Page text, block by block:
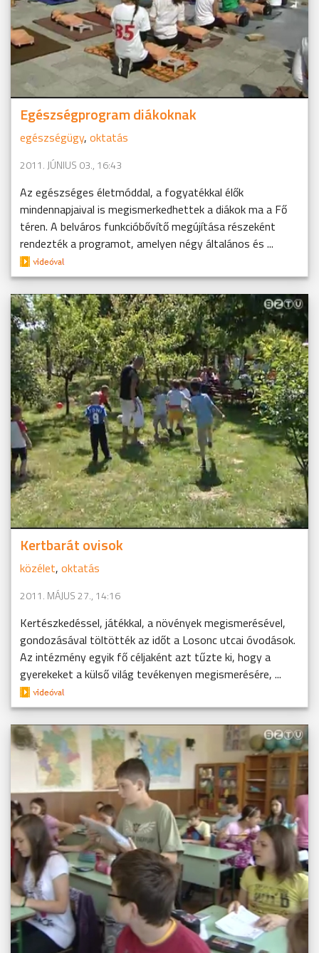
Egészségprogram diákoknak
egészségügy, oktatás
2011. JÚNIUS 03., 16:43
Az egészséges életmóddal, a fogyatékkal élők
mindennapjaival is megismerkedhettek a diákok ma a Fő
téren. A belváros funkcióbővítő megújítása részeként
rendezték a programot, amelyen négy általános és ...
Kertbarát ovisok
közélet, oktatás
2011. MÁJUS 27., 14:16
Kertészkedéssel, játékkal, a növények megismerésével,
gondozásával töltötték az időt a Losonc utcai óvodások.
Az intézmény egyik fő céljaként azt tűzte ki, hogy a
gyerekeket a külső világ tevékenyen megismerésére, ...